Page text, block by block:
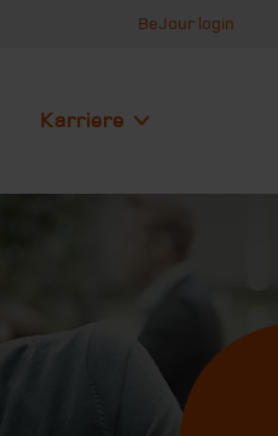
BeJour login
Karriere